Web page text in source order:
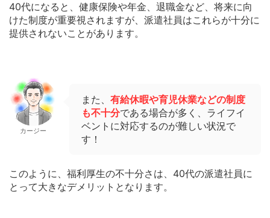
40代になると、健康保険や年金、退職金など、将来に向
けた制度が重要視されますが、派遣社員はこれらが十分に
提供されないことがあります。
カージー
また、 有給休暇や育児休業などの制度
も不十分である場合が多く、ライフイ
ベントに対応するのが難しい状況で
す！
このように、福利厚生の不十分さは、40代の派遣社員に
とって大きなデメリットとなります。